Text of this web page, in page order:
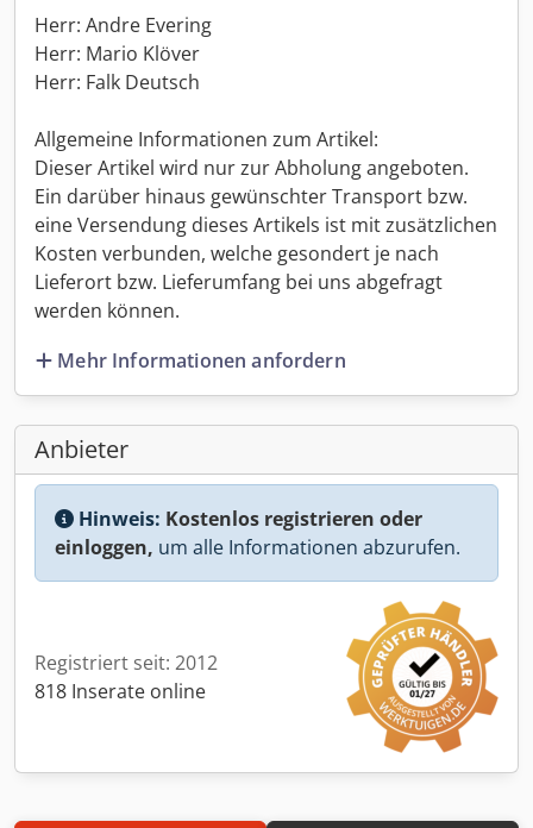
Herr: Andre Evering
Herr: Mario Klöver
Herr: Falk Deutsch
Allgemeine Informationen zum Artikel:
Dieser Artikel wird nur zur Abholung angeboten.
Ein darüber hinaus gewünschter Transport bzw.
eine Versendung dieses Artikels ist mit zusätzlichen
Kosten verbunden, welche gesondert je nach
Lieferort bzw. Lieferumfang bei uns abgefragt
werden können.
Mehr Informationen anfordern
Anbieter
Hinweis: Kostenlos registrieren oder
einloggen, um alle Informationen abzurufen.
Registriert seit: 2012
818 Inserate online